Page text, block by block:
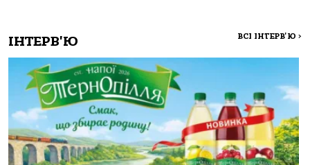
ІНТЕРВ'Ю ВСІ ІНТЕРВ'Ю >